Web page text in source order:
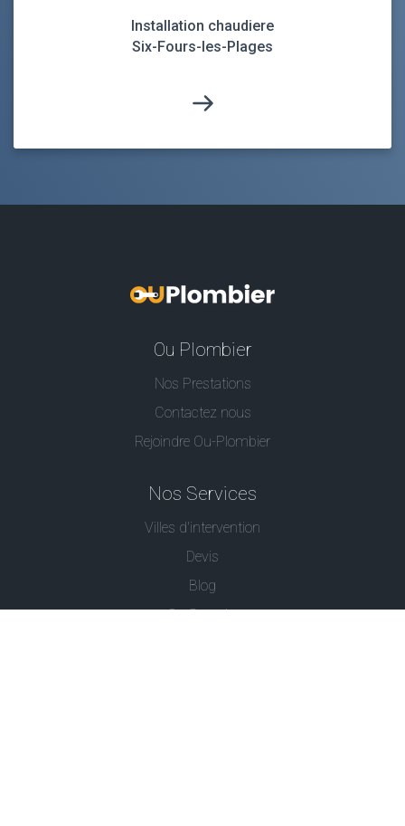
Installation chaudiere
Six-Fours-les-Plages
Ou Plombier
Nos Prestations
Contactez nous
Rejoindre Ou-Plombier
Nos Services
Villes d'intervention
Devis
Blog
Ou Serrurier